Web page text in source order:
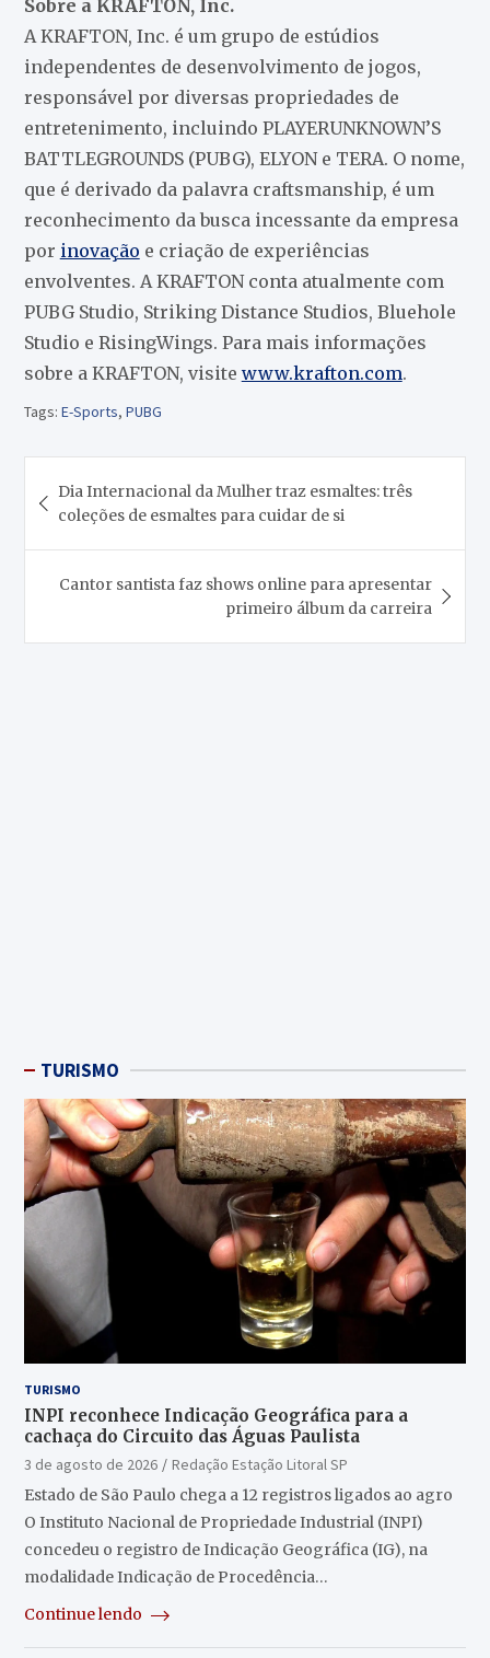
Sobre a KRAFTON, Inc.
A KRAFTON, Inc. é um grupo de estúdios
independentes de desenvolvimento de jogos,
responsável ​​por diversas propriedades de
entretenimento, incluindo PLAYERUNKNOWN’S
BATTLEGROUNDS (PUBG), ELYON e TERA. O nome,
que é derivado da palavra craftsmanship, é um
reconhecimento da busca incessante da empresa
por inovação e criação de experiências
envolventes. A KRAFTON conta atualmente com
PUBG Studio, Striking Distance Studios, Bluehole
Studio e RisingWings. Para mais informações
sobre a KRAFTON, visite www.krafton.com.
Tags: E-Sports, PUBG
de
Post
Dia Internacional da Mulher traz esmaltes: três
coleções de esmaltes para cuidar de si
Cantor santista faz shows online para apresentar
primeiro álbum da carreira
TURISMO
TURISMO
INPI reconhece Indicação Geográfica para a
cachaça do Circuito das Águas Paulista
3 de agosto de 2026
Redação Estação Litoral SP
Estado de São Paulo chega a 12 registros ligados ao agro
O Instituto Nacional de Propriedade Industrial (INPI)
concedeu o registro de Indicação Geográfica (IG), na
modalidade Indicação de Procedência…
Continue lendo